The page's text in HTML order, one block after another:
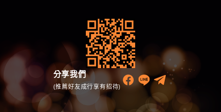
分享我們
(推薦好友成行享有招待)